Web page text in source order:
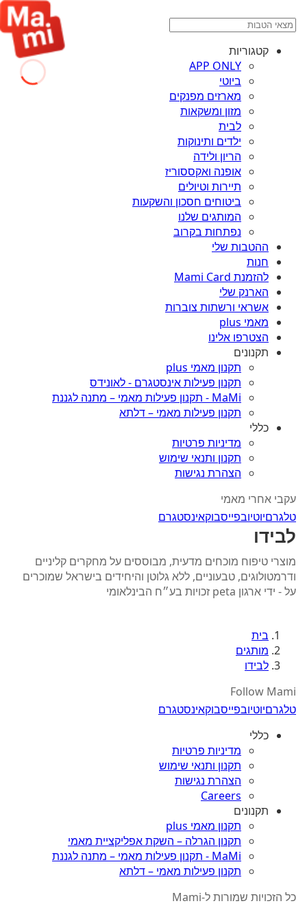
קטגוריות
APP ONLY
ביוטי
מארזים מפנקים
מזון ומשקאות
לבית
ילדים ותינוקות
הריון ולידה
אופנה ואקססוריז
תיירות וטיולים
ביטוחים חסכון והשקעות
המותגים שלנו
נפתחות בקרוב
ההטבות שלי
חנות
להזמנת Mami Card
הארנק שלי
אשראי ורשתות צוברות
מאמי plus
הצטרפו אלינו
תקנונים
תקנון מאמי plus
תקנון פעילות אינסטגרם - לאונידס
MaMi - תקנון פעילות מאמי – מתנה לגננת
תקנון פעילות מאמי – דלתא
כללי
מדיניות פרטיות
תקנון ותנאי שימוש
הצהרת נגישות
עקבי אחרי מאמי
טלגרםיוטיובפייסבוקאינסטגרם
לבידו
מוצרי טיפוח מוכחים מדעית, מבוססים על מחקרים קליניים
ודרמטולוגים, טבעוניים, ללא גלוטן והיחידים בישראל שמוכרים
על - ידי ארגון peta זכויות בע״ח הבינלאומי
בית
מותגים
לבידו
Follow Mami
טלגרםיוטיובפייסבוקאינסטגרם
כללי
מדיניות פרטיות
תקנון ותנאי שימוש
הצהרת נגישות
Careers
תקנונים
תקנון מאמי plus
תקנון הגרלה – השקת אפליקציית מאמי
MaMi - תקנון פעילות מאמי – מתנה לגננת
תקנון פעילות מאמי – דלתא
כל הזכויות שמורות ל-Mami